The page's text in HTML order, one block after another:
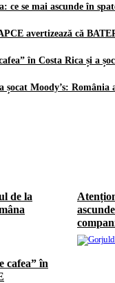
ce se mai ascunde în
avertizează că
în Costa Rica și a
șocat Moody’s:
de la
cafea” în